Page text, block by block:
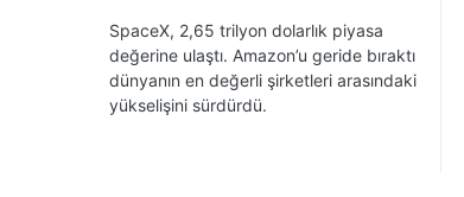
SpaceX, 2,65 trilyon dolarlık piyasa
değerine ulaştı. Amazon’u geride bıraktı
dünyanın en değerli şirketleri arasındaki
yükselişini sürdürdü.